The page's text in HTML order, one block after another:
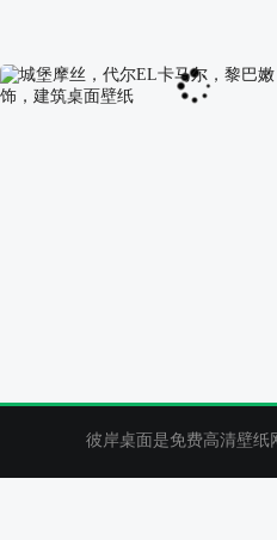
新加坡,摩天大楼,水,晚上,城市桌面
彼岸桌面是免费高清壁纸